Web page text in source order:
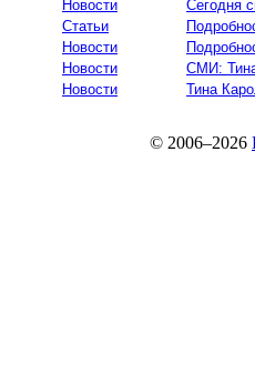
Новости
Сегодня
Статьи
Новости
Новости
СМИ:
Новости
Тина
© 2006–2026